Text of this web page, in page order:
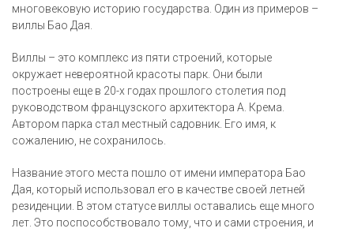
многовековую историю государства. Один из примеров –
виллы Бао Дая.
Виллы – это комплекс из пяти строений, которые
окружает невероятной красоты парк. Они были
построены еще в 20-х годах прошлого столетия под
руководством французского архитектора А. Крема.
Автором парка стал местный садовник. Его имя, к
сожалению, не сохранилось.
Название этого места пошло от имени императора Бао
Дая, который использовал его в качестве своей летней
резиденции. В этом статусе виллы оставались еще много
лет. Это поспособствовало тому, что и сами строения, и